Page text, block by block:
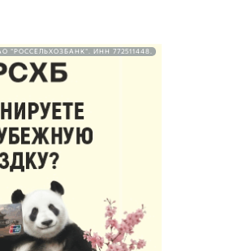
"РОССЕЛЬХОЗБАНК". ИНН 772511448.